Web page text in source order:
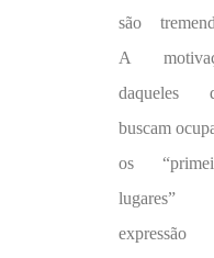
são
A
daqueles
buscam
os
expressão